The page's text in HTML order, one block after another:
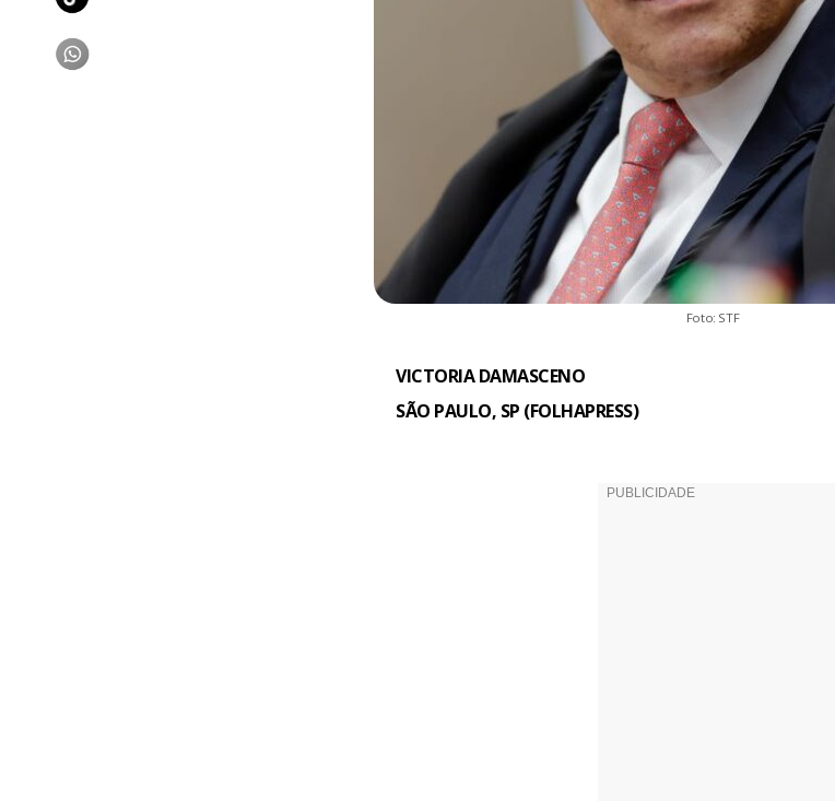
Foto: STF
VICTORIA DAMASCENO
SÃO PAULO, SP (FOLHAPRESS)